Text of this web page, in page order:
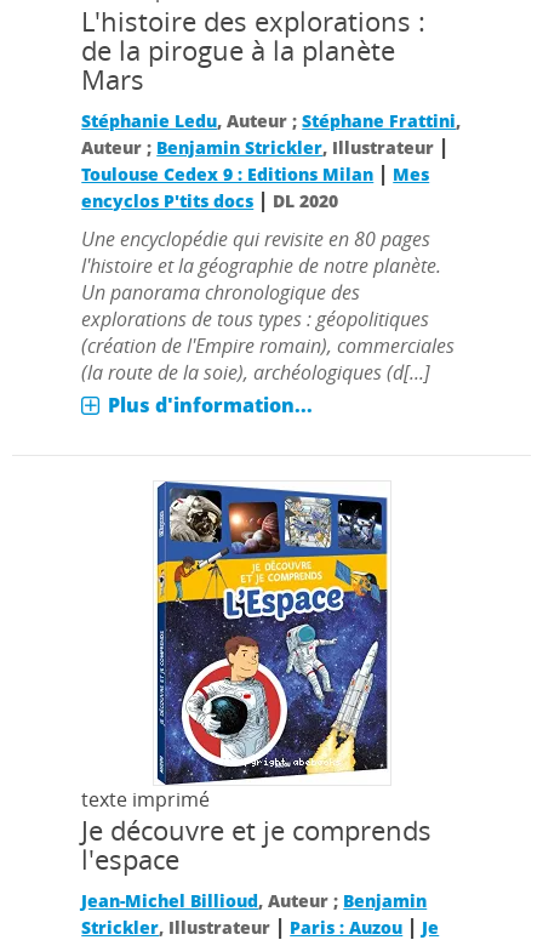
L'histoire des explorations :
de la pirogue à la planète
Mars
Stéphanie Ledu, Auteur ;Stéphane Frattini,
Auteur ; Benjamin Strickler, Illustrateur |
Toulouse Cedex 9 : Editions Milan | Mes
encyclos P'tits docs | DL 2020
Une encyclopédie qui revisite en 80 pages
l'histoire et la géographie de notre planète.
Un panorama chronologique des
explorations de tous types : géopolitiques
(création de l'Empire romain), commerciales
(la route de la soie), archéologiques (d[...]
Plus d'information...
texte imprimé
Je découvre et je comprends
l'espace
Jean-Michel Billioud, Auteur ; Benjamin
Strickler, Illustrateur | Paris : Auzou | Je